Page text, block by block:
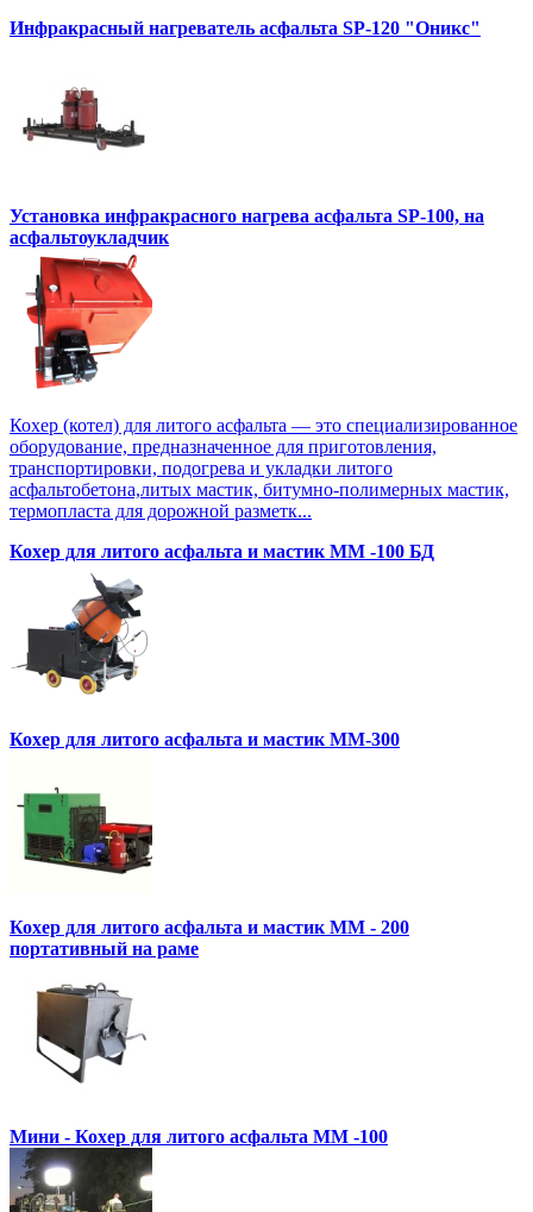
Инфракрасный нагреватель асфальта SP-120 "Оникс"
Установка инфракрасного нагрева асфальта SP-100, на
асфальтоукладчик
Кохер (котел) для литого асфальта — это специализированное
оборудование, предназначенное для приготовления,
транспортировки, подогрева и укладки литого
асфальтобетона,литых мастик, битумно-полимерных мастик,
термопласта для дорожной разметк...
Кохер для литого асфальта и мастик MM -100 БД
Кохер для литого асфальта и мастик MM-300
Кохер для литого асфальта и мастик MM - 200
портативный на раме
Мини - Кохер для литого асфальта MM -100